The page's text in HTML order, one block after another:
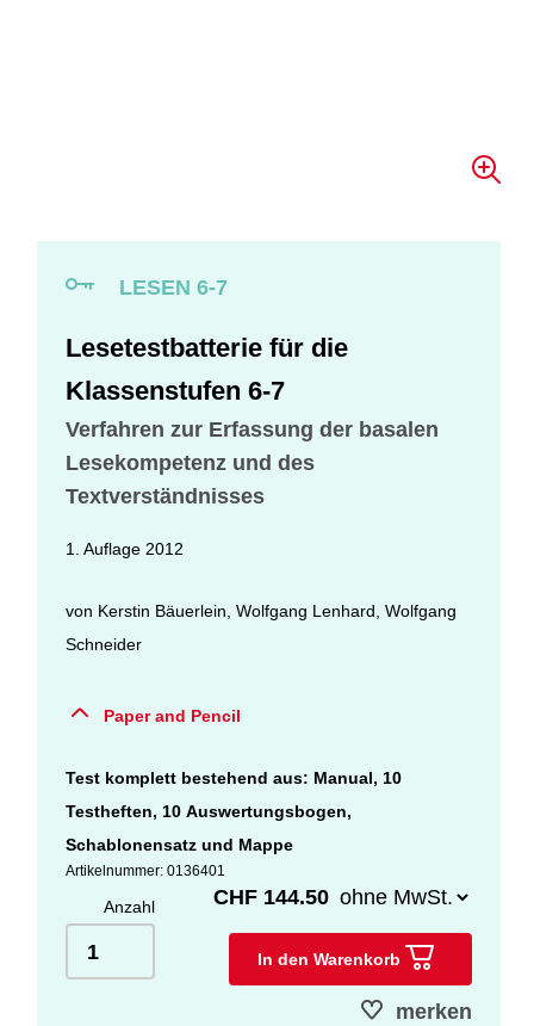
LESEN 6-7
Lesetestbatterie für die
Klassenstufen 6-7
Verfahren zur Erfassung der basalen
Lesekompetenz und des
Textverständnisses
1. Auflage 2012
von Kerstin Bäuerlein ,Wolfgang Lenhard ,Wolfgang
Schneider
Paper and Pencil
Test komplett bestehend aus: Manual, 10
Testheften, 10 Auswertungsbogen,
Schablonensatz und Mappe
Artikelnummer: 0136401
Anzahl CHF 144.50
In den Warenkorb
merken